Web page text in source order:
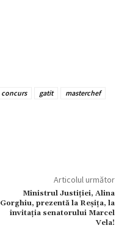
concurs gatit
masterchef
Articolul următor
Ministrul Justiției, Alina
Gorghiu, prezentă la Reșița, la
invitația senatorului Marcel
Vela!